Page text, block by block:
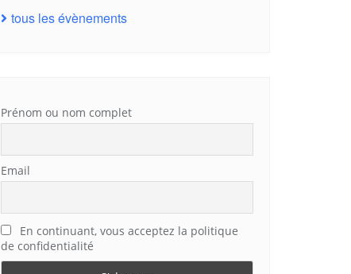
tous les évènements
Prénom ou nom complet
Email
En continuant, vous acceptez la politique
de confidentialité